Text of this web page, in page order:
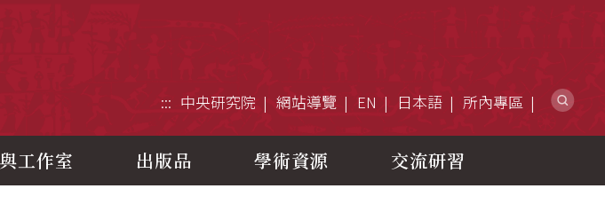
::: 中央研究院 網站導覽 EN 日本語 所內專區
工作室 出版品 學術資源 交流研習